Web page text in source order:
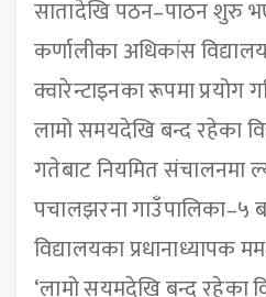
सातादेखि पठन–पाठन शुरु
कर्णालीका अधिकांस
क्वारेन्टाइनका रूपमा प्रयोग
लामो समयदेखि बन्द रहेका
गतेबाट नियमित संचालनमा
पचालझरना गाउँपालिका–५
विद्यालयका प्रधानाध्यापक